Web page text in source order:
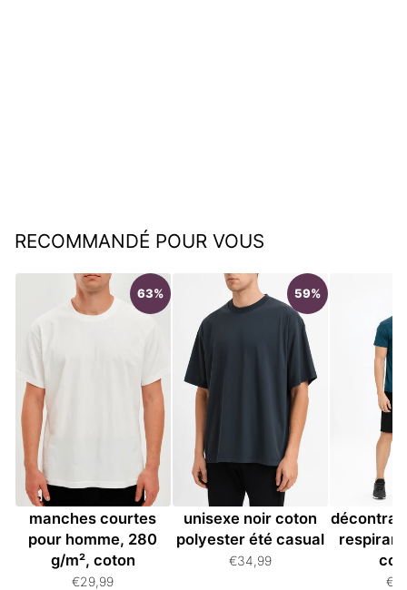
RECOMMANDÉ POUR VOUS
63%
T-shirt oversize à
manches courtes
pour homme, 280
g/m², coton
€29,99
59%
T-shirt oversize
unisexe noir coton
polyester été casual
€34,99
T-